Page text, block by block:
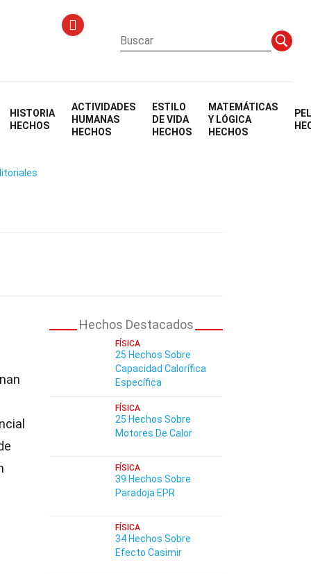
HISTORIA
HECHOS
ACTIVIDADES
HUMANAS
HECHOS
ESTILO
DE VIDA
HECHOS
MATEMÁTICAS
Y LÓGICA
HECHOS
Hechos Destacados
FÍSICA
25 Hechos Sobre
Capacidad Calorífica
Específica
FÍSICA
25 Hechos Sobre
Motores De Calor
FÍSICA
39 Hechos Sobre
Paradoja EPR
FÍSICA
34 Hechos Sobre
Efecto Casimir